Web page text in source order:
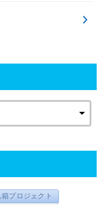
箱プロジェクト